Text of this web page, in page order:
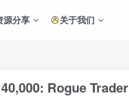
源分享 关于我们
Rogue Trader